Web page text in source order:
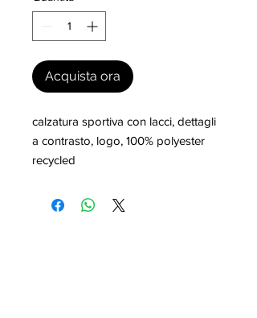
Acquista ora
calzatura sportiva con lacci, dettagli
a contrasto, logo, 100% polyester
recycled